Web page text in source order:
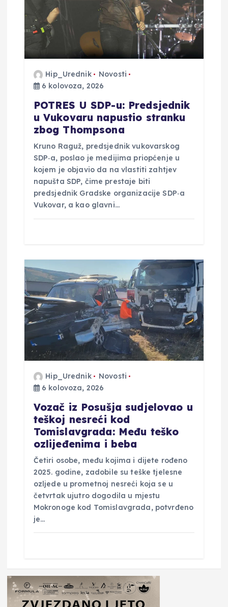
b
a
Hip_Urednik
Novosti
6 kolovoza, 2026
POTRES U SDP-u: Predsjednik
u Vukovaru napustio stranku
zbog Thompsona
Kruno Raguž, predsjednik vukovarskog
SDP‑a, poslao je medijima priopćenje u
kojem je objavio da na vlastiti zahtjev
napušta SDP, čime prestaje biti
predsjednik Gradske organizacije SDP‑a
Vukovar, a kao glavni…
Hip_Urednik
Novosti
6 kolovoza, 2026
Vozač iz Posušja sudjelovao u
teškoj nesreći kod
Tomislavgrada: Među teško
ozlijeđenima i beba
Četiri osobe, među kojima i dijete rođeno
2025. godine, zadobile su teške tjelesne
ozljede u prometnoj nesreći koja se u
četvrtak ujutro dogodila u mjestu
Mokronoge kod Tomislavgrada, potvrđeno
je…